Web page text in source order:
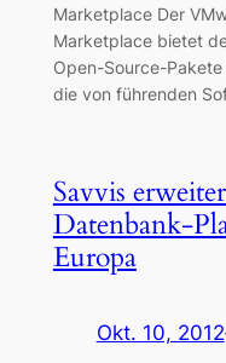
Marketplace Der
Marketplace bietet
Open-Source-
die von führenden
Savvis
Datenbank-
Europa
Okt. 10, 2012